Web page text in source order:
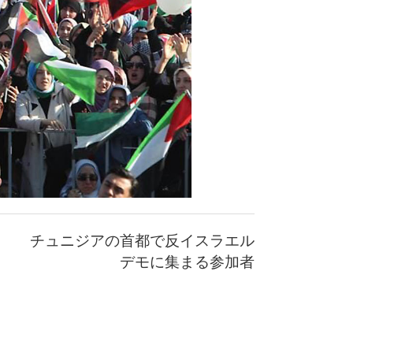
チュニジアの首都で反イスラエル
デモに集まる参加者